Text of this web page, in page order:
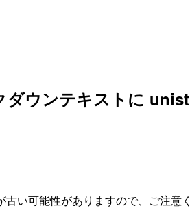
ウンテキストに
い可能性がありますので、ご注意く